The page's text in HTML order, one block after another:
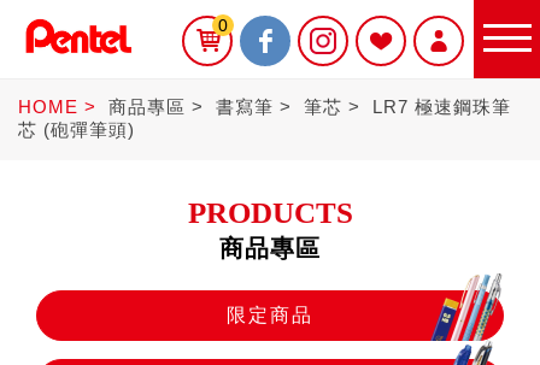
限定商品
0
HOME 商品專區 書寫筆 筆芯
LR7 極速鋼珠筆
芯 (砲彈筆頭)
PRODUCTS
商品專區
限定商品